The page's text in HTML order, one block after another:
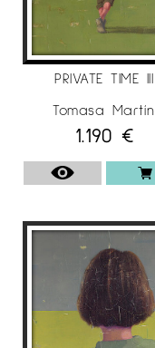
PRIVATE TIME III
Tomasa Martín
1.190 €